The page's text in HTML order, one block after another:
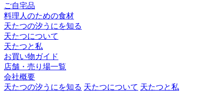
ご自宅品
料理人のための食材
天たつの汐うにを知る
天たつについて
天たつと私
お買い物ガイド
店舗・売り場一覧
会社概要
天たつの汐うにを知る 天たつについて 天たつと私